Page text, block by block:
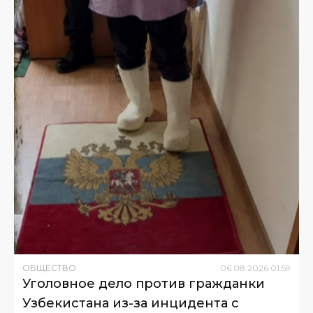
ОБЩЕСТВО 06.08.2026 01:59
Уголовное дело против гражданки
Узбекистана из-за инцидента с